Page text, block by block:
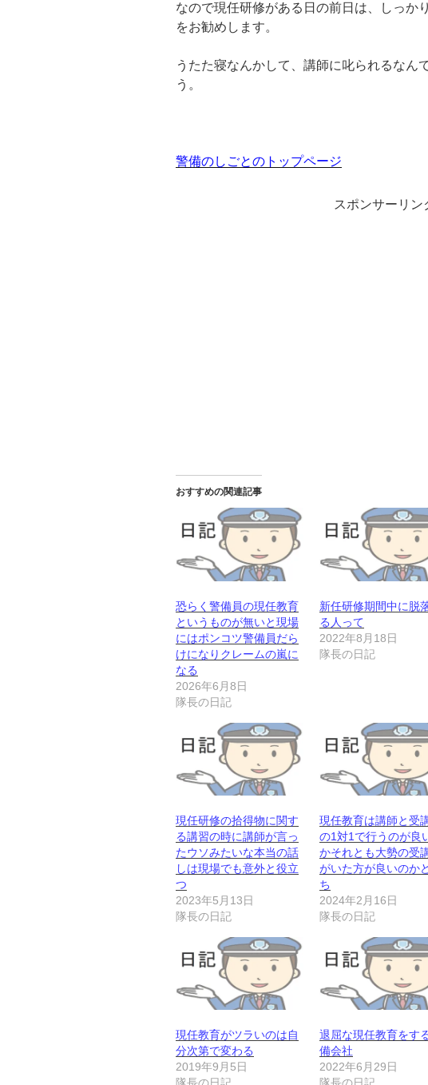
なので現任研修がある日の前日は、しっか
をお勧めします。
うたた寝なんかして、講師に叱られるなん
う。
警備のしごとのトップページ
スポンサーリン
おすすめの関連記事
恐らく警備員の現任教育
というものが無いと現場
にはポンコツ警備員だら
けになりクレームの嵐に
なる
2026年6月8日
隊長の日記
新任研修期間中に脱
る人って
2022年8月18日
隊長の日記
現任研修の拾得物に関す
る講習の時に講師が言っ
たウソみたいな本当の話
しは現場でも意外と役立
つ
2023年5月13日
隊長の日記
現任教育は講師と受
の1対1で行うのが良
かそれとも大勢の受
がいた方が良いのか
ち
2024年2月16日
隊長の日記
現任教育がツラいのは自
分次第で変わる
2019年9月5日
退屈な現任教育をす
備会社
2022年6月29日